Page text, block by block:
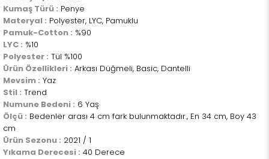
Kumaş Türü : Penye
Materyal : Polyester, LYC, Pamuklu
Pamuk-Cotton : %90
LYC : %10
Polyester : Tül %100
Ürün Özellikleri : Arkası Düğmeli, Basic, Dantelli
Mevsim : Yaz
Stil : Trend
Numune Bedeni : 6 Yaş
Ölçü : Bedenler arası 4 cm fark bulunmaktadır., En 34 cm, Boy 43
cm
Ürün Sezonu : 2021 / 1
Yıkama Derecesi : 40 Derece